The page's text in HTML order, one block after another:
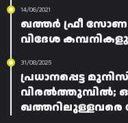
14/06/2021
ഖത്തർ ഫ്രീ
വിദേശ
31/08/2025
പ്രധാനപ്പെട്ട
വിരൽത്തുമ്പിൽ;
ഖത്തറിലുള്ളവരെ